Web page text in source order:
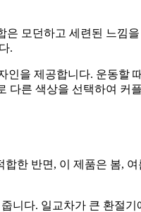
모던하고 세련된 느낌
.
을 제공합니다. 운동할
른 색상을 선택하여 커
한 반면, 이 제품은 봄,
니다. 일교차가 큰 환절